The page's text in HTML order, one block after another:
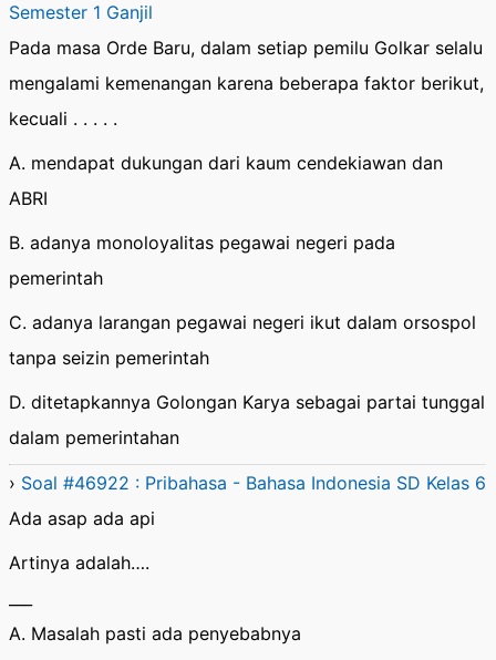
Semester 1 Ganjil
Pada masa Orde Baru, dalam setiap pemilu Golkar selalu
mengalami kemenangan karena beberapa faktor berikut,
kecuali . . . . .
A. mendapat dukungan dari kaum cendekiawan dan
ABRI
B. adanya monoloyalitas pegawai negeri pada
pemerintah
C. adanya larangan pegawai negeri ikut dalam orsospol
tanpa seizin pemerintah
D. ditetapkannya Golongan Karya sebagai partai tunggal
dalam pemerintahan
› Soal #46922 : Pribahasa - Bahasa Indonesia SD Kelas 6
Ada asap ada api
Artinya adalah….
A. Masalah pasti ada penyebabnya